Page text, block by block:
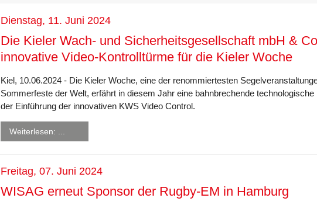
Dienstag, 11. Juni 2024
Die Kieler Wach- und Sicherheitsgesellschaft mbH &
innovative Video-Kontrolltürme für die Kieler Woche
Kiel, 10.06.2024 - Die Kieler Woche, eine der renommiertesten
Sommerfeste der Welt, erfährt in diesem Jahr eine bahnbrechende
der Einführung der innovativen KWS Video Control.
Weiterlesen: ...
Freitag, 07. Juni 2024
WISAG erneut Sponsor der Rugby-EM in Hamburg